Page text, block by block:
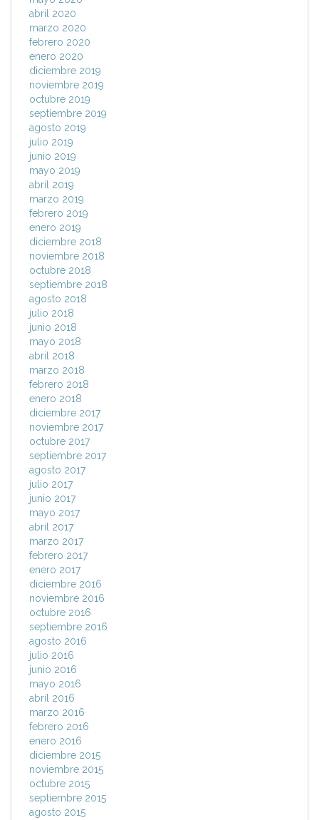
abril 2020
marzo 2020
febrero 2020
enero 2020
diciembre 2019
noviembre 2019
octubre 2019
septiembre 2019
agosto 2019
julio 2019
junio 2019
mayo 2019
abril 2019
marzo 2019
febrero 2019
enero 2019
diciembre 2018
noviembre 2018
octubre 2018
septiembre 2018
agosto 2018
julio 2018
junio 2018
mayo 2018
abril 2018
marzo 2018
febrero 2018
enero 2018
diciembre 2017
noviembre 2017
octubre 2017
septiembre 2017
agosto 2017
julio 2017
junio 2017
mayo 2017
abril 2017
marzo 2017
febrero 2017
enero 2017
diciembre 2016
noviembre 2016
octubre 2016
septiembre 2016
agosto 2016
julio 2016
junio 2016
mayo 2016
abril 2016
marzo 2016
febrero 2016
enero 2016
diciembre 2015
noviembre 2015
octubre 2015
septiembre 2015
agosto 2015